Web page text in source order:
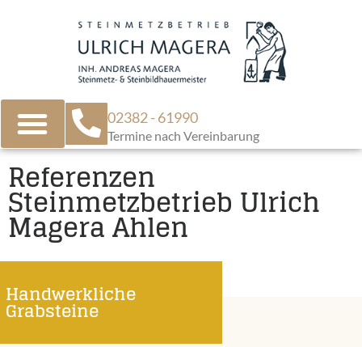
02382 - 61990
Termine nach Vereinbarung
Referenzen
Steinmetzbetrieb Ulrich
Magera Ahlen
Handwerkliche
Grabsteine